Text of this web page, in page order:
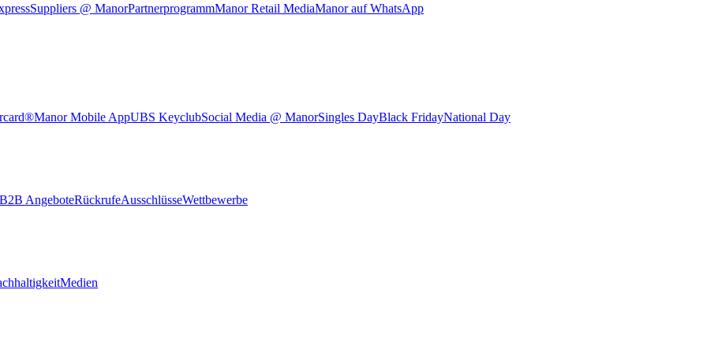
Suppliers @ ManorPartnerprogrammManor Retail MediaManor auf WhatsApp
Manor Mobile AppUBS KeyclubSocial Media @ ManorSingles DayBlack FridayNational Day
B2B AngeboteRückrufeAusschlüsseWettbewerbe
Medien